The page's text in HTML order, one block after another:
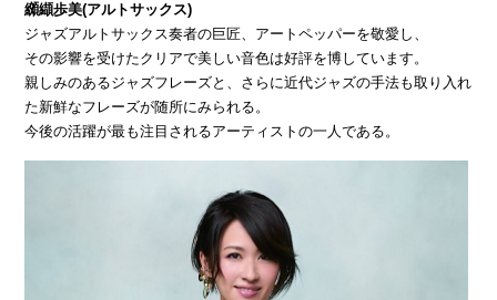
纐纈歩美(アルトサックス)
ジャズアルトサックス奏者の巨匠、アートペッパーを敬愛し、
その影響を受けたクリアで美しい音色は好評を博しています。
親しみのあるジャズフレーズと、さらに近代ジャズの手法も取り入れ
た新鮮なフレーズが随所にみられる。
今後の活躍が最も注目されるアーティストの一人である。